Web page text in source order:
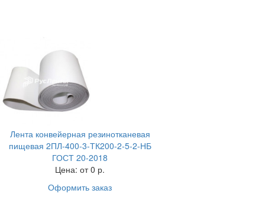
Лента конвейерная резинотканевая
пищевая 2ПЛ-400-3-ТК200-2-5-2-НБ
ГОСТ 20-2018
Цена: от 0 р.
Оформить заказ